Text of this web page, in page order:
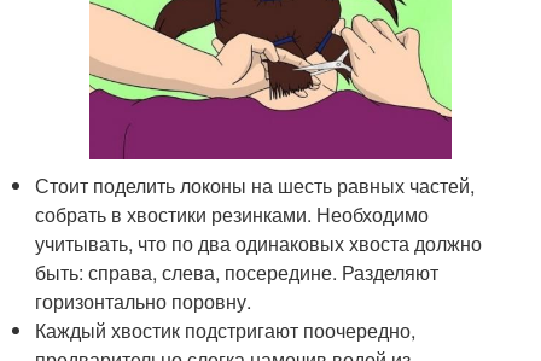
Стоит поделить локоны на шесть равных частей,
собрать в хвостики резинками. Необходимо
учитывать, что по два одинаковых хвоста должно
быть: справа, слева, посередине. Разделяют
горизонтально поровну.
Каждый хвостик подстригают поочередно,